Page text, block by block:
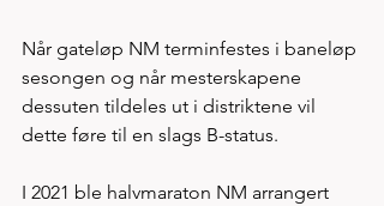
Når gateløp NM terminfestes i baneløp
sesongen og når mesterskapene
dessuten tildeles ut i distriktene vil
dette føre til en slags B-status.
I 2021 ble halvmaraton NM arrangert